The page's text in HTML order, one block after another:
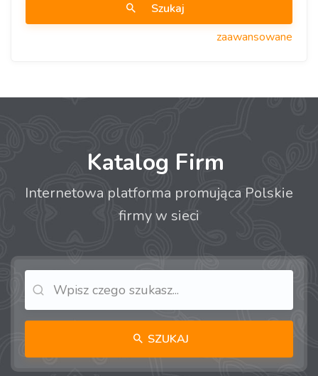
Szukaj
zaawansowane
Katalog Firm
Internetowa platforma promująca Polskie
firmy w sieci
SZUKAJ